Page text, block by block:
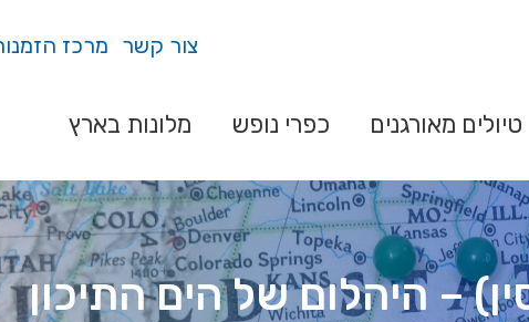
צור קשר מרכז
טיולים מאורגנים כפרי נופש מלונות בארץ
– היהלום של הים התיכון